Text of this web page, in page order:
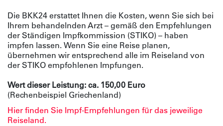
Die BKK24 erstattet Ihnen die Kosten, wenn Sie sich bei
Ihrem behandelnden Arzt – gemäß den Empfehlungen
der Ständigen Impfkommission (STIKO) – haben
impfen lassen. Wenn Sie eine Reise planen,
übernehmen wir entsprechend alle im Reiseland von
der STIKO empfohlenen Impfungen.
Wert dieser Leistung: ca. 150,00 Euro
(Rechenbeispiel Griechenland)
Hier finden Sie Impf-Empfehlungen für das jeweilige
Reiseland.